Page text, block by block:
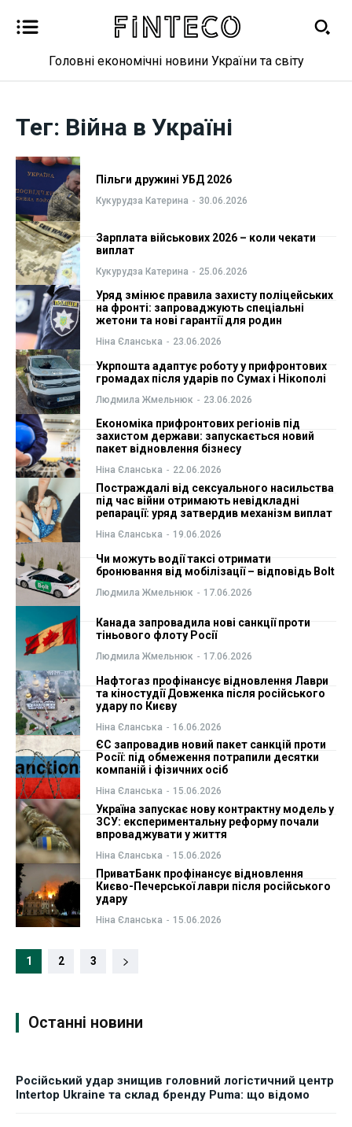
Фінанси
Валютний ринок
Криптовалюта
Робота і освіта
Публікації
ФОП
Курс валют
Ми в соц. мережах
Фінанси
Валютний ринок
Криптовалюта
Робота і освіта
Публікації
ФОП
Курс валют
Ми в соц. мережах
Головні економічні новини України та світу
Тег: Війна в Україні
Пільги дружині УБД 2026
Кукурудза Катерина - 30.06.2026
Зарплата військових 2026 – коли чекати
виплат
Кукурудза Катерина - 25.06.2026
Уряд змінює правила захисту поліцейських
на фронті: запроваджують спеціальні
жетони та нові гарантії для родин
Ніна Єланська - 23.06.2026
Укрпошта адаптує роботу у прифронтових
громадах після ударів по Сумах і Нікополі
Людмила Жмельнюк - 23.06.2026
Економіка прифронтових регіонів під
захистом держави: запускається новий
пакет відновлення бізнесу
Ніна Єланська - 22.06.2026
Постраждалі від сексуального насильства
під час війни отримають невідкладні
репарації: уряд затвердив механізм виплат
Ніна Єланська - 19.06.2026
Чи можуть водії таксі отримати
бронювання від мобілізації – відповідь Bolt
Людмила Жмельнюк - 17.06.2026
Канада запровадила нові санкції проти
тіньового флоту Росії
Людмила Жмельнюк - 17.06.2026
Нафтогаз профінансує відновлення Лаври
та кіностудії Довженка після російського
удару по Києву
Ніна Єланська - 16.06.2026
ЄС запровадив новий пакет санкцій проти
Росії: під обмеження потрапили десятки
компаній і фізичних осіб
Ніна Єланська - 15.06.2026
Україна запускає нову контрактну модель у
ЗСУ: експериментальну реформу почали
впроваджувати у життя
Ніна Єланська - 15.06.2026
ПриватБанк профінансує відновлення
Києво-Печерської лаври після російського
удару
Ніна Єланська - 15.06.2026
1 2 3
Останні новини
Російський удар знищив головний логістичний центр
Intertop Ukraine та склад бренду Puma: що відомо